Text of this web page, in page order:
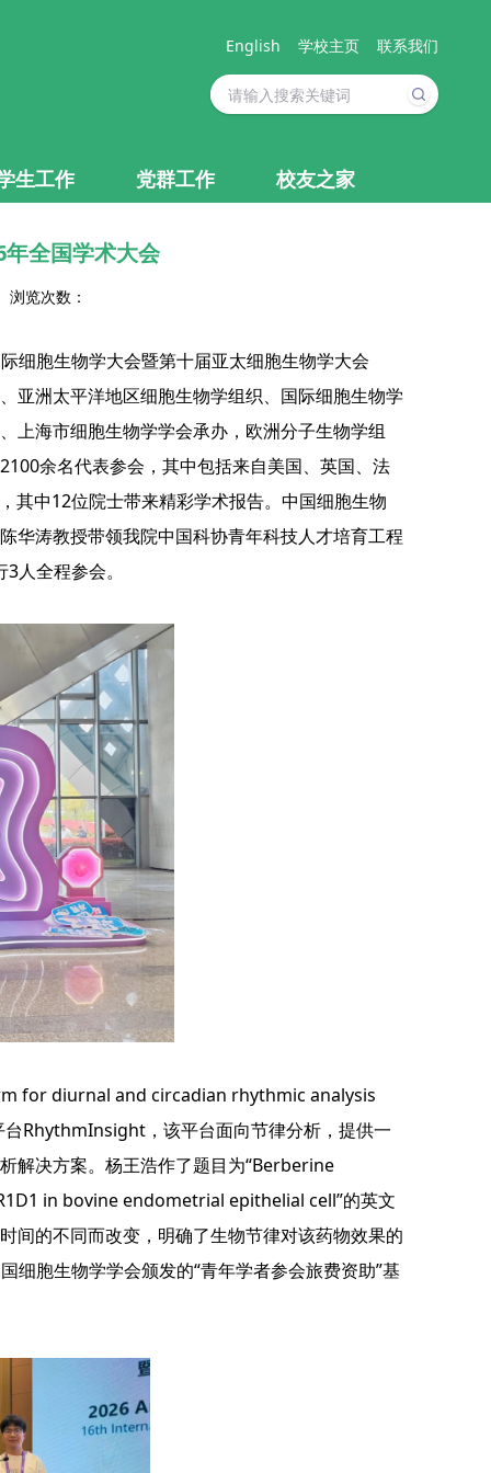
English 学校主页 联系我们
生工作 党群工作 校友之家
全国学术大会
览次数：
细胞生物学大会暨第十届亚太细胞生物学大会
亚洲太平洋地区细胞生物学组织、国际细胞生物学
上海市细胞生物学学会承办，欧洲分子生物学组
余名代表参会，其中包括来自美国、英国、法
其中12位院士带来精彩学术报告。中国细胞生物
华涛教授带领我院中国科协青年科技人才培育工程
人全程参会。
for diurnal and circadian rhythmic analysis
RhythmInsight，该平台面向节律分析，提供一
解决方案。杨王浩作了题目为“Berberine
in bovine endometrial epithelial cell”的英文
间的不同而改变，明确了生物节律对该药物效果的
细胞生物学学会颁发的“青年学者参会旅费资助”基